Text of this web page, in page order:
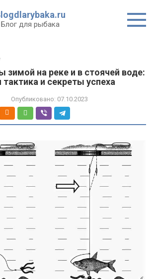
Блог для рыбака
зимой на реке и в стоячей воде:
и секреты успеха
Опубликовано: 07.10.2023